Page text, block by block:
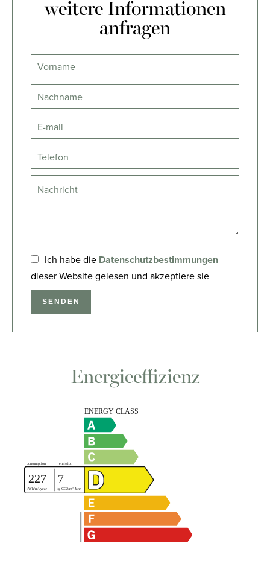
weitere Informationen
anfragen
Ich habe die Datenschutzbestimmungen
dieser Website gelesen und akzeptiere sie
SENDEN
Energieeffizienz